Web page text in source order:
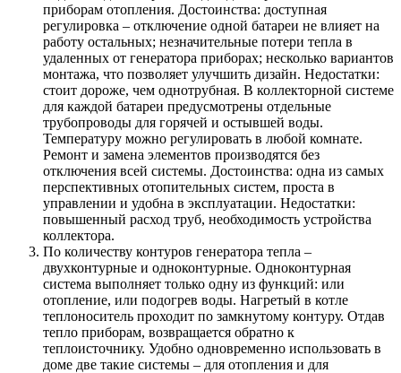
приборам отопления. Достоинства: доступная
регулировка – отключение одной батареи не влияет на
работу остальных; незначительные потери тепла в
удаленных от генератора приборах; несколько вариантов
монтажа, что позволяет улучшить дизайн. Недостатки:
стоит дороже, чем однотрубная. В коллекторной системе
для каждой батареи предусмотрены отдельные
трубопроводы для горячей и остывшей воды.
Температуру можно регулировать в любой комнате.
Ремонт и замена элементов производятся без
отключения всей системы. Достоинства: одна из самых
перспективных отопительных систем, проста в
управлении и удобна в эксплуатации. Недостатки:
повышенный расход труб, необходимость устройства
коллектора.
По количеству контуров генератора тепла –
двухконтурные и одноконтурные. Одноконтурная
система выполняет только одну из функций: или
отопление, или подогрев воды. Нагретый в котле
теплоноситель проходит по замкнутому контуру. Отдав
тепло приборам, возвращается обратно к
теплоисточнику. Удобно одновременно использовать в
доме две такие системы – для отопления и для